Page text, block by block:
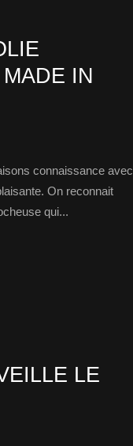
IN
connaissance avec
On reconnait
qui...
LE